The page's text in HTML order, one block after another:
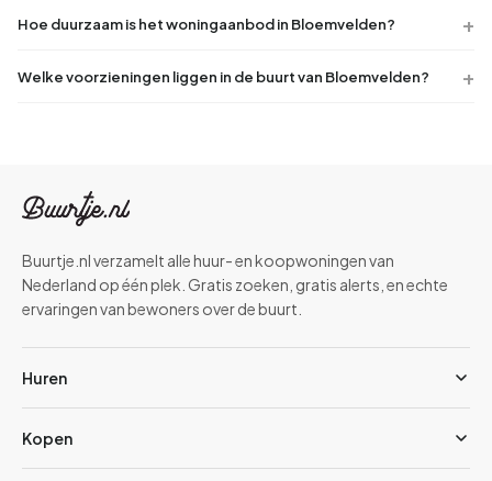
Hoe duurzaam is het woningaanbod in Bloemvelden?
Welke voorzieningen liggen in de buurt van Bloemvelden?
Buurtje.nl verzamelt alle huur- en koopwoningen van
Nederland op één plek. Gratis zoeken, gratis alerts, en echte
ervaringen van bewoners over de buurt.
Huren
Kopen